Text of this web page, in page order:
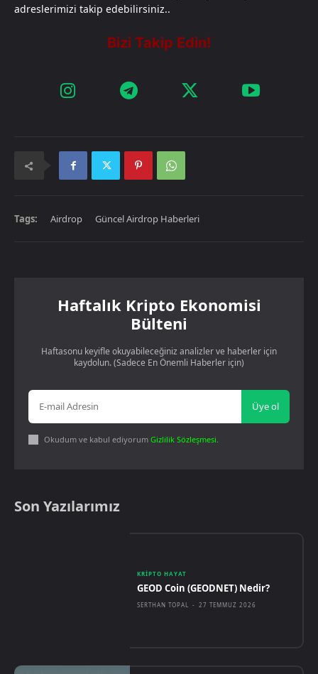
adreslerimizi takip edebilirsiniz..
Tags: Airdrop Güncel Airdrop Haberleri
Haftalık Kripto Ekonomisi
Bülteni
Haftasonu keyifle okuyabileceğiniz analizler ve haberler için
kaydolun. (Sadece En Önemli Haberler için)
Üye ol
Okudum ve kabul ediyorum Gizlilik Sözleşmesi.
Son Yazılarımız
KRIPTO HAYAT
GEOD Coin (GEODNET) Nedir?
SERTHAN TOPAL - 27 TEMMUZ 2026